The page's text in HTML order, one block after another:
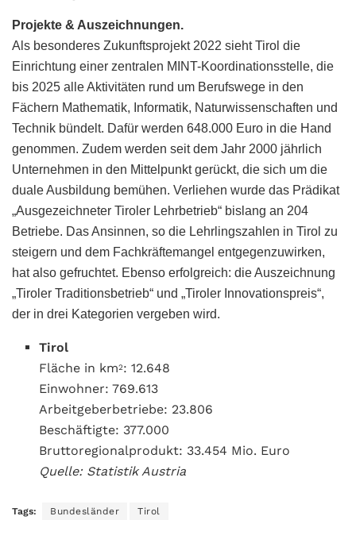
Projekte & Auszeichnungen.
Als besonderes Zukunftsprojekt 2022 sieht Tirol die
Einrichtung einer zentralen MINT-Koordinationsstelle, die
bis 2025 alle Aktivitäten rund um Berufswege in den
Fächern Mathematik, Informatik, Naturwissenschaften und
Technik bündelt. Dafür werden 648.000 Euro in die Hand
genommen. Zudem werden seit dem Jahr 2000 jährlich
Unternehmen in den Mittelpunkt gerückt, die sich um die
duale Ausbildung bemühen. Verliehen wurde das Prädikat
„Ausgezeichneter Tiroler Lehrbetrieb“ bislang an 204
Betriebe. Das Ansinnen, so die Lehrlingszahlen in Tirol zu
steigern und dem Fachkräftemangel entgegenzuwirken,
hat also gefruchtet. Ebenso erfolgreich: die Auszeichnung
„Tiroler Traditionsbetrieb“ und „Tiroler Innovationspreis“,
der in drei Kategorien vergeben wird.
Tirol
Fläche in km2: 12.648
Einwohner: 769.613
Arbeitgeberbetriebe: 23.806
Beschäftigte: 377.000
Bruttoregionalprodukt: 33.454 Mio. Euro
Quelle: Statistik Austria
Tags: Bundesländer Tirol